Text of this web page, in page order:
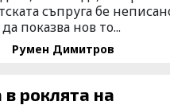
съпруга бе
показва нов то...
Румен Димитров
роклята на